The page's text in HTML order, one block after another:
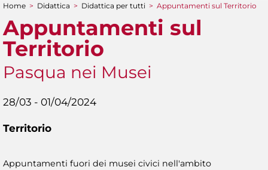
Tu sei qui
Home > Didattica > Didattica per tutti > Appuntamenti sul Territorio
Appuntamenti sul
Territorio
Pasqua nei Musei
28/03 - 01/04/2024
Territorio
Appuntamenti fuori dei musei civici nell'ambito